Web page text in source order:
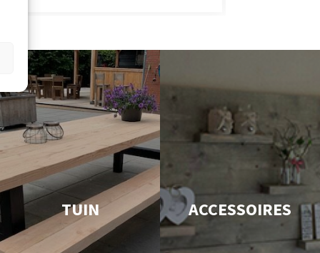
TUIN ACCESSOIRES